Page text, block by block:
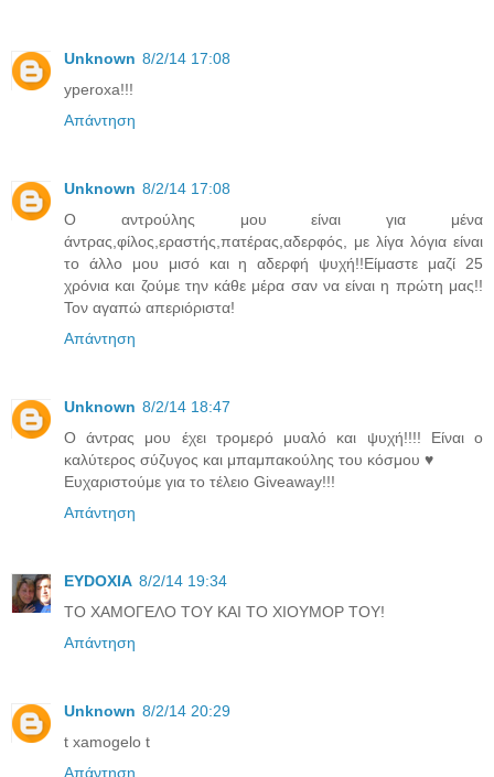
Unknown 8/2/14 17:08
yperoxa!!!
Απάντηση
Unknown 8/2/14 17:08
Ο αντρούλης μου είναι για μένα
άντρας,φίλος,εραστής,πατέρας,αδερφός, με λίγα λόγια είναι
το άλλο μου μισό και η αδερφή ψυχή!!Είμαστε μαζί 25
χρόνια και ζούμε την κάθε μέρα σαν να είναι η πρώτη μας!!
Τον αγαπώ απεριόριστα!
Απάντηση
Unknown 8/2/14 18:47
Ο άντρας μου έχει τρομερό μυαλό και ψυχή!!!! Είναι ο
καλύτερος σύζυγος και μπαμπακούλης του κόσμου ♥
Ευχαριστούμε για το τέλειο Giveaway!!!
Απάντηση
EYDOXIA 8/2/14 19:34
ΤΟ ΧΑΜΟΓΕΛΟ ΤΟΥ ΚΑΙ ΤΟ ΧΙΟΥΜΟΡ ΤΟΥ!
Απάντηση
Unknown 8/2/14 20:29
t xamogelo t
Απάντηση